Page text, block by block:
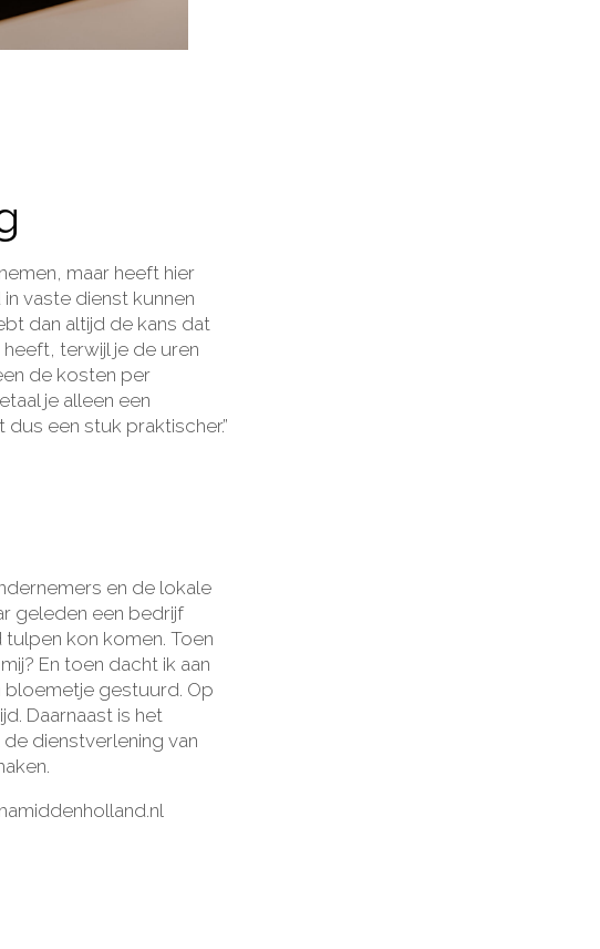
maar heeft hier
vaste dienst kunnen
dan altijd de kans dat
terwijl je de uren
de kosten per
je alleen een
een stuk praktischer.”
en de lokale
geleden een bedrijf
kon komen. Toen
En toen dacht ik aan
bloemetje gestuurd. Op
Daarnaast is het
dienstverlening van